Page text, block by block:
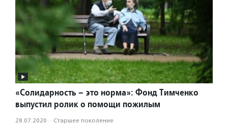
«Солидарность – это норма»: Фонд Тимченко
выпустил ролик о помощи пожилым
28.07.2020 · Старшее поколение